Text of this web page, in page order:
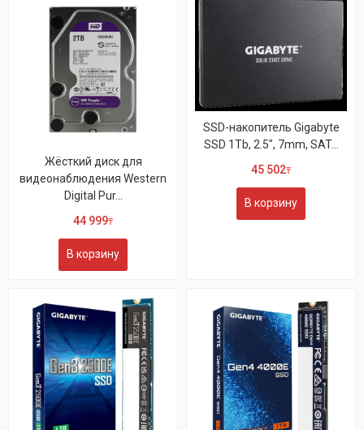
Жёсткий диск для
видеонаблюдения Western
Digital Pur...
44 999₸
В корзину
SSD-накопитель Gigabyte
SSD 1Tb, 2.5", 7mm, SAT...
45 502₸
В корзину